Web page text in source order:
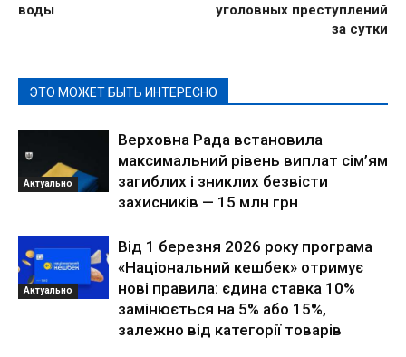
воды
уголовных преступлений
за сутки
ЭТО МОЖЕТ БЫТЬ ИНТЕРЕСНО
Актуально
Верховна Рада встановила
максимальний рівень виплат сім’ям
загиблих і зниклих безвісти
захисників — 15 млн грн
Актуально
Від 1 березня 2026 року програма
«Національний кешбек» отримує
нові правила: єдина ставка 10%
замінюється на 5% або 15%,
залежно від категорії товарів